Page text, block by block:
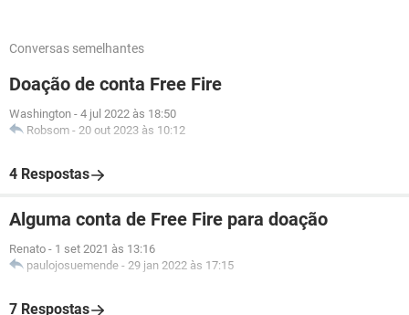
Conversas semelhantes
Doação de conta Free Fire
Washington - 4 jul 2022 às 18:50
Robsom - 20 out 2023 às 10:12
4 Respostas
Alguma conta de Free Fire para doação
Renato - 1 set 2021 às 13:16
paulojosuemende - 29 jan 2022 às 17:15
7 Respostas